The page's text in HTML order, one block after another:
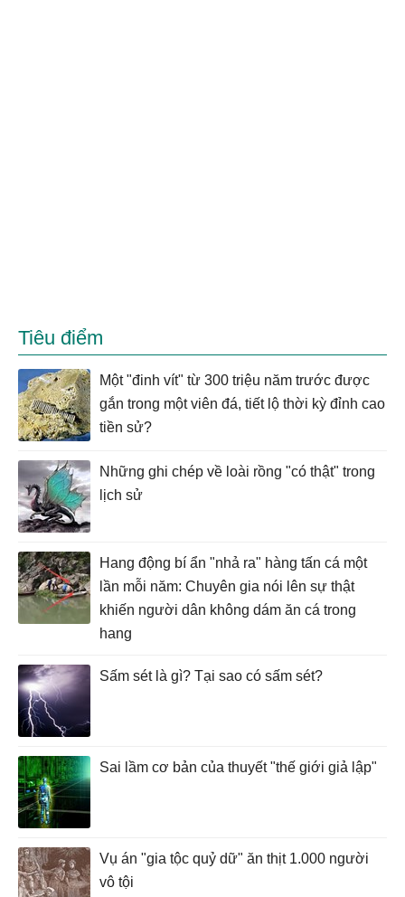
Tiêu điểm
Một "đinh vít" từ 300 triệu năm trước được
gắn trong một viên đá, tiết lộ thời kỳ đỉnh cao
tiền sử?
Những ghi chép về loài rồng "có thật" trong
lịch sử
Hang động bí ẩn "nhả ra" hàng tấn cá một
lần mỗi năm: Chuyên gia nói lên sự thật
khiến người dân không dám ăn cá trong
hang
Sấm sét là gì? Tại sao có sấm sét?
Sai lầm cơ bản của thuyết "thế giới giả lập"
Vụ án "gia tộc quỷ dữ" ăn thịt 1.000 người
vô tội